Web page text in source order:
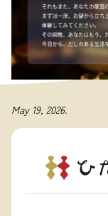
May 19, 2026.